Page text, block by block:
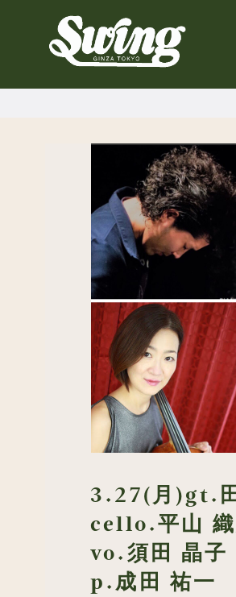
3.27(月)gt.
cello.平山
vo.須田 晶子
p.成田 祐一